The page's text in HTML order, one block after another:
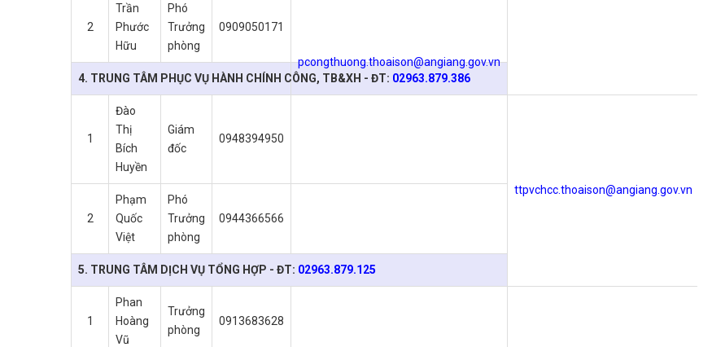
pcongthuong.thoaison@angiang.gov.vn
2
Trần
Phước
Hữu
Phó
Trưởng
phòng
0909050171
4. TRUNG TÂM PHỤC VỤ HÀNH CHÍNH CÔNG, TB&XH - ĐT: 02963.879.386
1
Đào
Thị
Bích
Huyền
Giám
đốc
0948394950
ttpvchcc.thoaison@angiang.gov.vn
2
Phạm
Quốc
Việt
Phó
Trưởng
phòng
0944366566
5. TRUNG TÂM DỊCH VỤ TỔNG HỢP - ĐT: 02963.879.125
1
Phan
Hoàng
Vũ
Trưởng
phòng
0913683628